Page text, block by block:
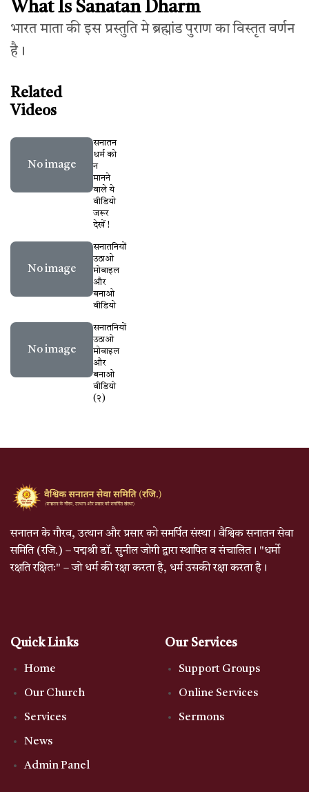
What Is Sanatan Dharm
भारत माता की इस प्रस्तुति मे ब्रह्मांड पुराण का विस्तृत वर्णन
है।
Related
Videos
No image
सनातन
धर्म को
न
मानने
वाले ये
वीडियो
जरूर
देखें !
No image
सनातनियों
उठाओ
मोबाइल
और
बनाओ
वीडियो
No image
सनातनियों
उठाओ
मोबाइल
और
बनाओ
वीडियो
(२)
सनातन के गौरव, उत्थान और प्रसार को समर्पित संस्था। वैश्विक सनातन सेवा
समिति (रजि.) – पद्मश्री डॉ. सुनील जोगी द्वारा स्थापित व संचालित। "धर्मो
रक्षति रक्षितः" – जो धर्म की रक्षा करता है, धर्म उसकी रक्षा करता है।
Quick Links
Home
Our Church
Services
News
Admin Panel
Our Services
Support Groups
Online Services
Sermons